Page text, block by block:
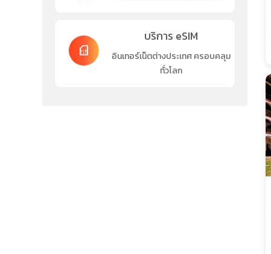
sim_card
บริการ eSIM
อินเทอร์เน็ตต่างประเทศ ครอบคลุม
ทั่วโลก